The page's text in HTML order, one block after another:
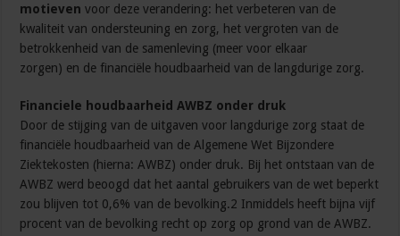
motievenvoor deze verandering: het verbeteren van de
kwaliteit van ondersteuning en zorg, het vergroten van de
betrokkenheid van de samenleving (meer voor elkaar
zorgen) en de financiële houdbaarheid van de langdurige zorg.
Financiele houdbaarheid AWBZ onder druk
Door de stijging van de uitgaven voor langdurige zorg staat de
financiële houdbaarheid van de Algemene Wet Bijzondere
Ziektekosten (hierna: AWBZ) onder druk. Bij het ontstaan van de
AWBZ werd beoogd dat het aantal gebruikers van de wet beperkt
zou blijven tot 0,6% van de bevolking.2 Inmiddels heeft bijna vijf
procent van de bevolking recht op zorg op grond van de AWBZ.